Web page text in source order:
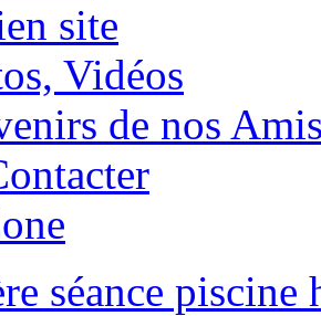
site
Vidéos
de nos
séance piscine